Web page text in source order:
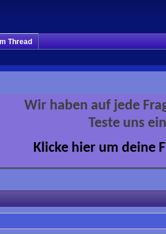
Thread
Wir haben auf jede
Teste uns
Klicke hier um deine